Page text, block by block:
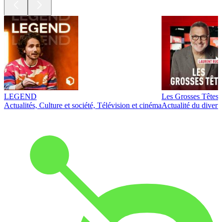
LEGEND
Actualités, Culture et société, Télévision et cinéma
Les Grosses Têtes
Actualité du